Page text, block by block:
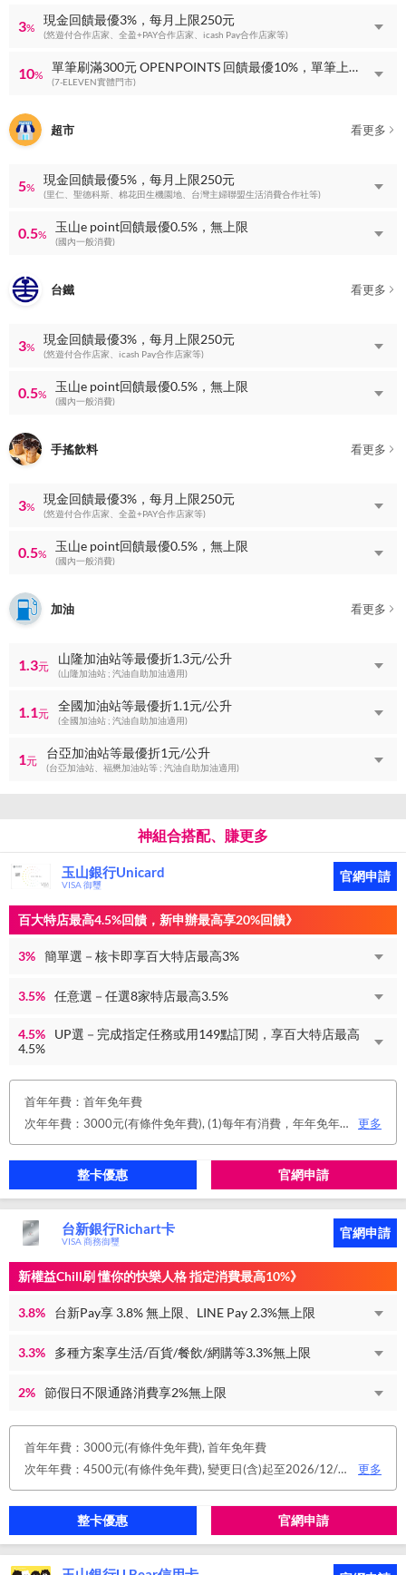
3%
現金回饋最優3%，每月上限250元
(悠遊付合作店家、全盈+PAY合作店家、icash Pay合作店家等)
10%
單筆刷滿300元 OPENPOINTS 回饋最優10%，單筆上限 OPENPOINTS 回饋60點
(7-ELEVEN實體門市)
超市 看更多
5%
現金回饋最優5%，每月上限250元
(里仁、聖德科斯、棉花田生機園地、台灣主婦聯盟生活消費合作社等)
0.5%
玉山e point回饋最優0.5%，無上限
(國內一般消費)
台鐵 看更多
3%
現金回饋最優3%，每月上限250元
(悠遊付合作店家、icash Pay合作店家等)
0.5%
玉山e point回饋最優0.5%，無上限
(國內一般消費)
手搖飲料 看更多
3%
現金回饋最優3%，每月上限250元
(悠遊付合作店家、全盈+PAY合作店家等)
0.5%
玉山e point回饋最優0.5%，無上限
(國內一般消費)
加油 看更多
1.3元
山隆加油站等最優折1.3元/公升
(山隆加油站 ; 汽油自助加油適用)
1.1元
全國加油站等最優折1.1元/公升
(全國加油站 ; 汽油自助加油適用)
1元
台亞加油站等最優折1元/公升
(台亞加油站、福懋加油站等 ; 汽油自助加油適用)
神組合搭配、賺更多
玉山銀行Unicard
VISA 御璽
官網申請
百大特店最高4.5%回饋，新申辦最高享20%回饋》
3% 簡單選－核卡即享百大特店最高3%
3.5% 任意選－任選8家特店最高3.5%
4.5%
UP選－完成指定任務或用149點訂閱，享百大特店最高
4.5%
首年年費：首年免年費
次年年費：3000元(有條件免年費), (1)每年有消費，年年免年費。或(2)同時使用玉山帳戶自動扣繳信用卡款及帳單e化期間享免年費優惠。
更多
整卡優惠 官網申請
台新銀行Richart卡
VISA 商務御璽
官網申請
新權益Chill刷 懂你的快樂人格 指定消費最高10%》
3.8% 台新Pay享 3.8% 無上限、LINE Pay 2.3%無上限
3.3% 多種方案享生活/百貨/餐飲/網購等3.3%無上限
2% 節假日不限通路消費享2%無上限
首年年費：3000元(有條件免年費), 首年免年費
次年年費：4500元(有條件免年費), 變更日(含)起至2026/12/31止，符合原卡別之免年費消費條件 或 使用台新信用卡數位帳單(包含電子/行動帳單)且生效，即享免年費優惠。
更多
整卡優惠 官網申請